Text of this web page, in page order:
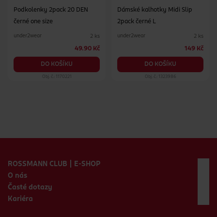
Podkolenky 2pack 20 DEN
černé one size
under2wear 2 ks
49.90 Kč
DO KOŠÍKU
Obj. č.: 1170221
Dámské kalhotky Midi Slip
2pack černé L
under2wear 2 ks
149 Kč
DO KOŠÍKU
Obj. č.: 1323986
ROSSMANN CLUB | E-SHOP
O nás
Časté dotazy
Kariéra